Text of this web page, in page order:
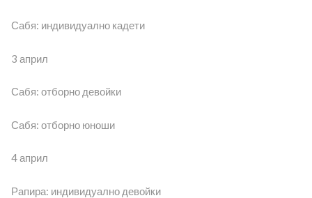
Сабя: индивидуално кадети
3 април
Сабя: отборно девойки
Сабя: отборно юноши
4 април
Рапира: индивидуално девойки